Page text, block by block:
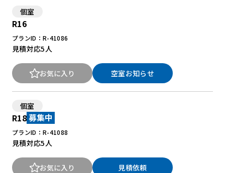
個室
R16
プランID：R-41086
見積対応5人
お気に入り 空室お知らせ
個室
R18 募集中
プランID：R-41088
見積対応5人
お気に入り 見積依頼